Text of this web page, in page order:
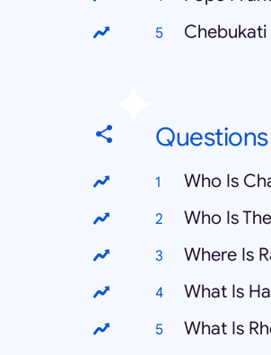
Chebukati
Questions
Who Is
Who Is
Where Is
What Is
What Is